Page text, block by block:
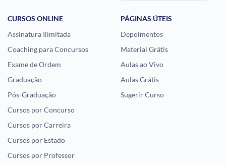
CURSOS ONLINE
Assinatura Ilimitada
Coaching para Concursos
Exame de Ordem
Graduação
Pós-Graduação
Cursos por Concurso
Cursos por Carreira
Cursos por Estado
Cursos por Professor
PÁGINAS ÚTEIS
Depoimentos
Material Grátis
Aulas ao Vivo
Aulas Grátis
Sugerir Curso